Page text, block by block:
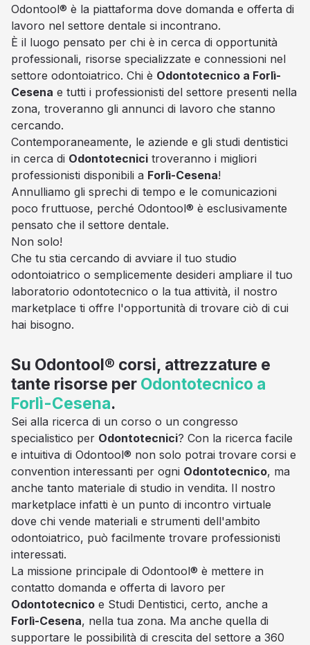
Odontool® è la piattaforma dove domanda e offerta di
lavoro nel settore dentale si incontrano.
È il luogo pensato per chi è in cerca di opportunità
professionali, risorse specializzate e connessioni nel
settore odontoiatrico. Chi è Odontotecnico a Forlì-
Cesena e tutti i professionisti del settore presenti nella
zona, troveranno gli annunci di lavoro che stanno
cercando.
Contemporaneamente, le aziende e gli studi dentistici
in cerca di Odontotecnici troveranno i migliori
professionisti disponibili a Forlì-Cesena!
Annulliamo gli sprechi di tempo e le comunicazioni
poco fruttuose, perché Odontool® è esclusivamente
pensato che il settore dentale.
Non solo!
Che tu stia cercando di avviare il tuo studio
odontoiatrico o semplicemente desideri ampliare il tuo
laboratorio odontotecnico o la tua attività, il nostro
marketplace ti offre l'opportunità di trovare ciò di cui
hai bisogno.
Su Odontool® corsi, attrezzature e
tante risorse per Odontotecnico a
Forlì-Cesena.
Sei alla ricerca di un corso o un congresso
specialistico per Odontotecnici? Con la ricerca facile
e intuitiva di Odontool® non solo potrai trovare corsi e
convention interessanti per ogni Odontotecnico, ma
anche tanto materiale di studio in vendita. Il nostro
marketplace infatti è un punto di incontro virtuale
dove chi vende materiali e strumenti dell'ambito
odontoiatrico, può facilmente trovare professionisti
interessati.
La missione principale di Odontool® è mettere in
contatto domanda e offerta di lavoro per
Odontotecnico e Studi Dentistici, certo, anche a
Forlì-Cesena, nella tua zona. Ma anche quella di
supportare le possibilità di crescita del settore a 360